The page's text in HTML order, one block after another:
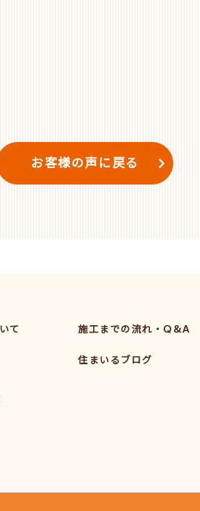
お客様の声に戻る
て
施工までの流れ・Q&A
住まいるブログ